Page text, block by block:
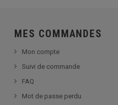
MES COMMANDES
Mon compte
Suivi de commande
FAQ
Mot de passe perdu